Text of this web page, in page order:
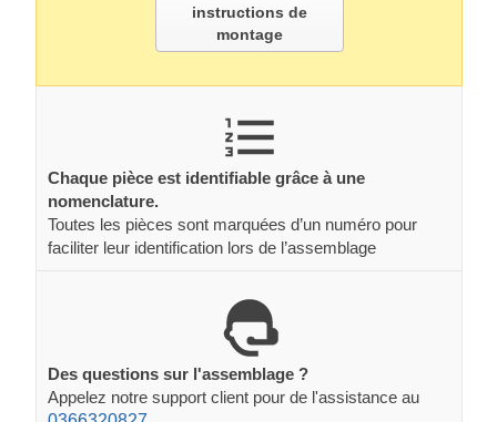
instructions de
montage
Chaque pièce est identifiable grâce à une
nomenclature.
Toutes les pièces sont marquées d’un numéro pour
faciliter leur identification lors de l’assemblage
Des questions sur l'assemblage ?
Appelez notre support client pour de l'assistance au